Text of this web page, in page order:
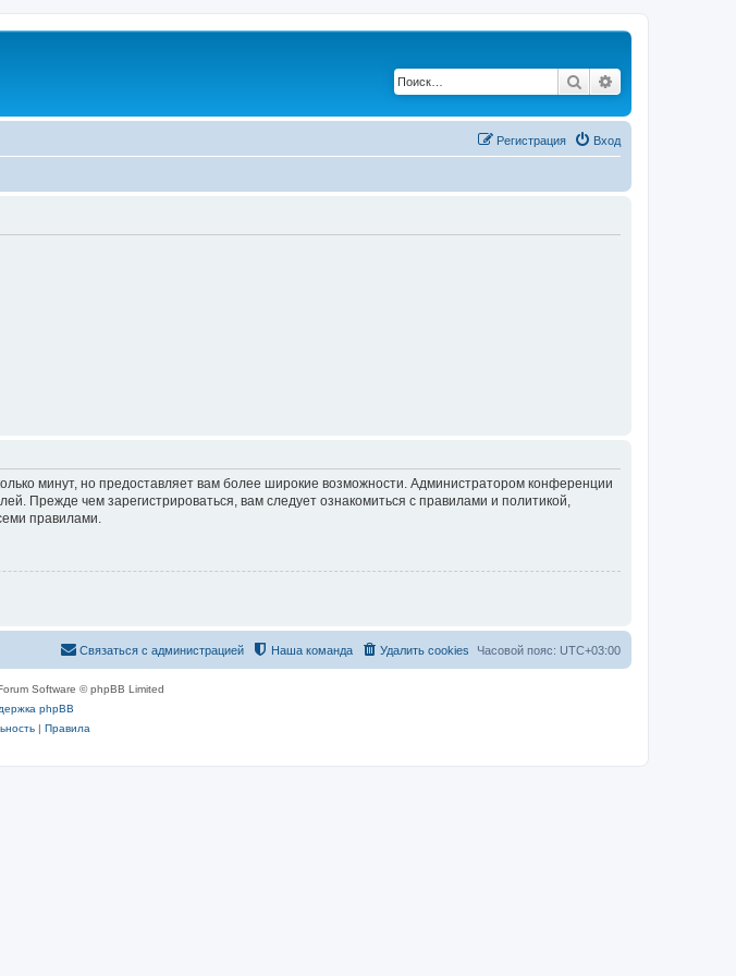
Поиск
Вход
Регистрация
минут, но предоставляет вам более широкие возможности. Администратором конференции
Прежде чем зарегистрироваться, вам следует ознакомиться с правилами и политикой,
правилами.
Часовой пояс: UTC+03:00
Удалить cookies
Наша команда
Связаться с администрацией
Software © phpBB Limited
phpBB
| Правила